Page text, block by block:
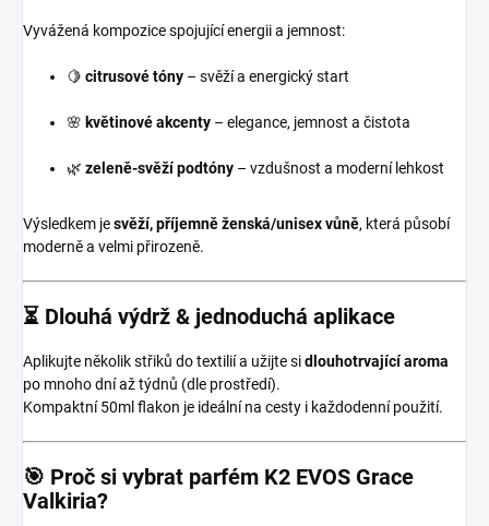
Vyvážená kompozice spojující energii a jemnost:
🍋 citrusové tóny – svěží a energický start
🌸 květinové akcenty – elegance, jemnost a čistota
🌿 zeleně-svěží podtóny – vzdušnost a moderní lehkost
Výsledkem jesvěží, příjemně ženská/unisex vůně, která působí
moderně a velmi přirozeně.
⏳ Dlouhá výdrž & jednoduchá aplikace
Aplikujte několik střiků do textilií a užijte sidlouhotrvající aroma
po mnoho dní až týdnů (dle prostředí).
Kompaktní 50ml flakon je ideální na cesty i každodenní použití.
🎯 Proč si vybrat parfém K2 EVOS Grace
Valkiria?